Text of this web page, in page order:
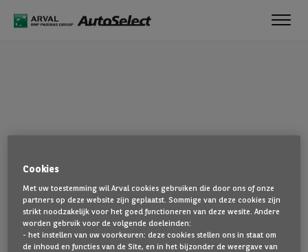
startpagina door hier te klikken.
TERUG NAAR DE STARTPAGINA
TOON AL ONZE VOERTUIGEN
Cookies
Met uw toestemming wil Arval cookies gebruiken die door ons of onze
partners op deze website zijn geplaatst. Sommige van deze cookies zijn
strikt noodzakelijk voor het goed functioneren van deze wesite. Andere
worden gebruik voor de volgende doeleinden:
- het instellen van uw voorkeuren: deze cookies stellen ons in staat om
de inhoud en functies van de Site, en in het bijzonder de weergave van